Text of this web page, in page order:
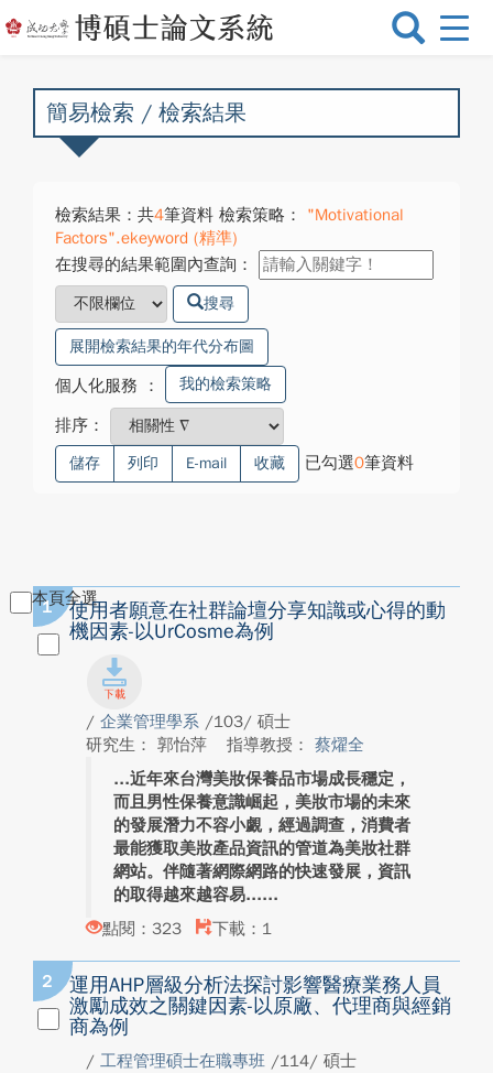
選
換
簡易檢索 / 檢索結果
檢索結果：共4筆資料 檢索策略：
"Motivational
Factors".ekeyword (精準)
在搜尋的結果範圍內查詢：
搜尋
展開檢索結果的年代分布圖
個人化服務 ： 我的檢索策略
排序：
儲存 列印 E-mail 收藏 已勾選0筆資料
本頁全選
1
使用者願意在社群論壇分享知識或心得的動
機因素-以UrCosme為例
/ 企業管理學系 /103/ 碩士
研究生： 郭怡萍
指導教授： 蔡燿全
近年來台灣美妝保養品市場成長穩定，
而且男性保養意識崛起，美妝市場的未來
的發展潛力不容小覷，經過調查，消費者
最能獲取美妝產品資訊的管道為美妝社群
網站。伴隨著網際網路的快速發展，資訊
的取得越來越容易...
點閱：323
下載：1
2
運用AHP層級分析法探討影響醫療業務人員
激勵成效之關鍵因素-以原廠、代理商與經銷
商為例
/ 工程管理碩士在職專班 /114/ 碩士